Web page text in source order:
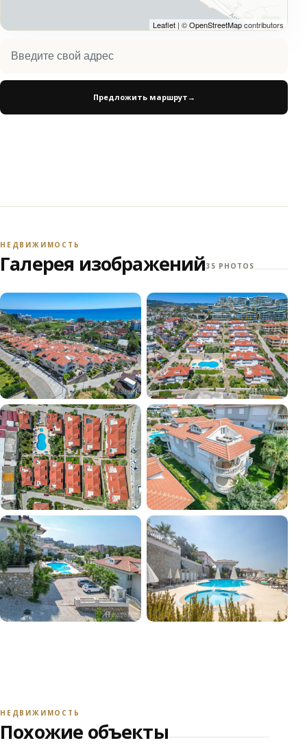
Leaflet | ©OpenStreetMapcontributors
Предложить маршрут →
НЕДВИЖИМОСТЬ
Галерея изображений35 PHOTOS
НЕДВИЖИМОСТЬ
Похожие объекты